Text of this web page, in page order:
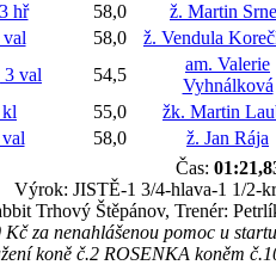
hř 58,0 ž. Martin
58,0 ž. Vendula
val 54,5
am. Valerie
Vyhnálková
55,0 žk. Martin
58,0 ž. Jan Rája
Čas:
Výrok: JISTĚ-1 3/4-hlava-1 1/2-
Trhový Štěpánov, Trenér:
za nenahlášenou pomoc u
koně č.2 ROSENKA koněm